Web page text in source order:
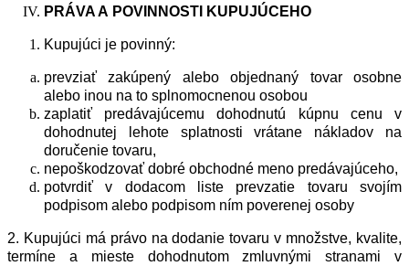
PRÁVA A POVINNOSTI KUPUJÚCEHO
Kupujúci je povinný:
prevziať zakúpený alebo objednaný tovar osobne
alebo inou na to splnomocnenou osobou
zaplatiť predávajúcemu dohodnutú kúpnu cenu v
dohodnutej lehote splatnosti vrátane nákladov na
doručenie tovaru,
nepoškodzovať dobré obchodné meno predávajúceho,
potvrdiť v dodacom liste prevzatie tovaru svojím
podpisom alebo podpisom ním poverenej osoby
2. Kupujúci má právo na dodanie tovaru v množstve, kvalite,
termíne a mieste dohodnutom zmluvnými stranami v